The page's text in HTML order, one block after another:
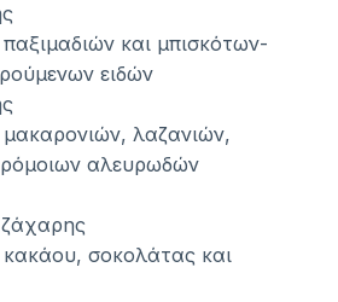
και μπισκότων-
ειδών
λαζανιών,
αλευρωδών
σοκολάτας και